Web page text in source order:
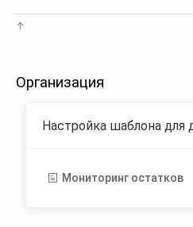
Организация
Настройка шаблона для
Мониторинг остатков